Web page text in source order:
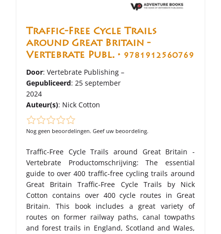
Traffic-Free Cycle Trails
around Great Britain -
Vertebrate Publ. • 9781912560769
Door: Vertebrate Publishing –
Gepubliceerd: 25 september
2024
Auteur(s): Nick Cotton
Nog geen beoordelingen. Geef uw beoordeling.
Traffic-Free Cycle Trails around Great Britain -
Vertebrate Productomschrijving: The essential
guide to over 400 traffic-free cycling trails around
Great Britain Traffic-Free Cycle Trails by Nick
Cotton contains over 400 cycle routes in Great
Britain. This book includes a great variety of
routes on former railway paths, canal towpaths
and forest trails in England, Scotland and Wales,